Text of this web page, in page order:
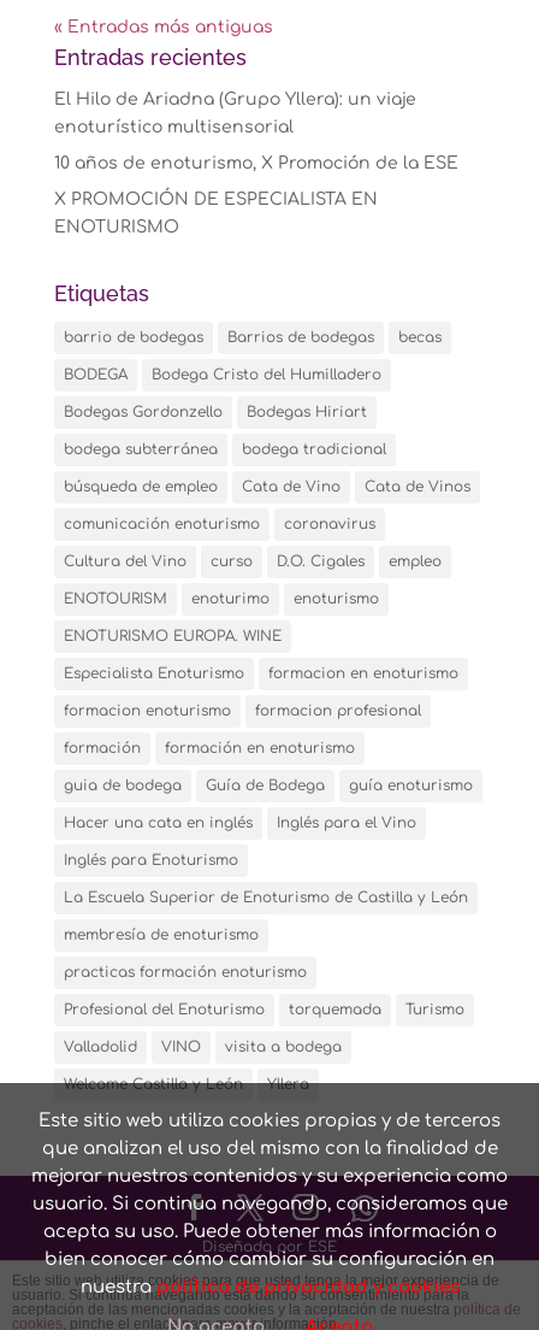
Este sitio web utiliza cookies propias y de terceros
que analizan el uso del mismo con la finalidad de
mejorar nuestros contenidos y su experiencia como
usuario. Si continua navegando, consideramos que
acepta su uso. Puede obtener más información o
bien conocer cómo cambiar su configuración en
nuestrapolítica de privacidad y cookies
« Entradas más antiguas
Entradas recientes
El Hilo de Ariadna (Grupo Yllera): un viaje
enoturístico multisensorial
10 años de enoturismo, X Promoción de la ESE
X PROMOCIÓN DE ESPECIALISTA EN
ENOTURISMO
Etiquetas
barrio de bodegas Barrios de bodegas becas
BODEGA Bodega Cristo del Humilladero
Bodegas Gordonzello Bodegas Hiriart
bodega subterránea bodega tradicional
búsqueda de empleo Cata de Vino Cata de Vinos
comunicación enoturismo coronavirus
Cultura del Vino curso D.O. Cigales empleo
ENOTOURISM enoturimo enoturismo
ENOTURISMO EUROPA. WINE
Especialista Enoturismo formacion en enoturismo
formacion enoturismo formacion profesional
formación formación en enoturismo
guia de bodega Guía de Bodega guía enoturismo
Hacer una cata en inglés Inglés para el Vino
Inglés para Enoturismo
La Escuela Superior de Enoturismo de Castilla y León
membresía de enoturismo
practicas formación enoturismo
Profesional del Enoturismo torquemada Turismo
Valladolid VINO visita a bodega
Welcome Castilla y León Yllera
Diseñado por ESE
Este sitio web utiliza cookies para que usted tenga la mejor experiencia de
usuario. Si continúa navegando está dando su consentimiento para la
aceptación de las mencionadas cookies y la aceptación de nuestra política de
cookies, pinche el enlace para mayor información.
Conozca nuestraPolítica de privacidad y cookies yAviso